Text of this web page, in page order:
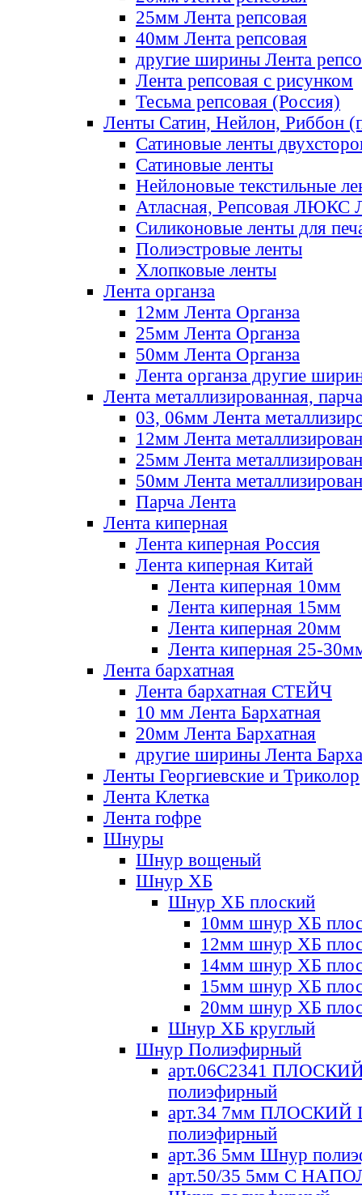
25мм Лента репсовая
40мм Лента репсовая
другие ширины Лента
Лента репсовая с рисунком
Тесьма репсовая (Россия)
Ленты Сатин, Нейлон, Риббон
Сатиновые ленты
Сатиновые ленты
Нейлоновые текстильные
Атласная, Репсовая ЛЮКС
Силиконовые ленты для
Полиэстровые ленты
Хлопковые ленты
Лента органза
12мм Лента Органза
25мм Лента Органза
50мм Лента Органза
Лента органза другие
Лента металлизированная, парча
03, 06мм Лента
12мм Лента
25мм Лента
50мм Лента
Парча Лента
Лента киперная
Лента киперная Россия
Лента киперная Китай
Лента киперная 10мм
Лента киперная 15мм
Лента киперная 20мм
Лента киперная 25-
Лента бархатная
Лента бархатная СТЕЙЧ
10 мм Лента Бархатная
20мм Лента Бархатная
другие ширины Лента
Ленты Георгиевские и Триколор
Лента Клетка
Лента гофре
Шнуры
Шнур вощеный
Шнур ХБ
Шнур ХБ плоский
10мм шнур ХБ
12мм шнур ХБ
14мм шнур ХБ
15мм шнур ХБ
20мм шнур ХБ
Шнур ХБ круглый
Шнур Полиэфирный
арт.06С2341
полиэфирный
арт.34 7мм ПЛОСКИЙ
полиэфирный
арт.36 5мм Шнур
арт.50/35 5мм С